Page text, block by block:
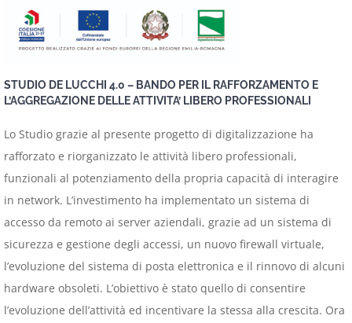
STUDIO DE LUCCHI 4.0 – BANDO PER IL RAFFORZAMENTO E
L’AGGREGAZIONE DELLEATTIVITA’ LIBERO PROFESSIONALI
Lo Studio grazie al presente progetto di digitalizzazione ha
rafforzato e riorganizzato le attività libero professionali,
funzionali al potenziamento della propria capacità di interagire
in network. L’investimento ha implementato un sistema di
accesso da remoto ai server aziendali, grazie ad un sistema di
sicurezza e gestione degli accessi, un nuovo firewall virtuale,
l’evoluzione del sistema di posta elettronica e il rinnovo di alcuni
hardware obsoleti. L’obiettivo è stato quello di consentire
l’evoluzione dell’attività ed incentivare la stessa alla crescita. Ora